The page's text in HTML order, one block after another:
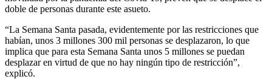
doble de personas durante este asueto.
“La Semana Santa pasada, evidentemente por las restricciones que
habían, unos 3 millones 300 mil personas se desplazaron, lo que
implica que para esta Semana Santa unos 5 millones se puedan
desplazar en virtud de que no hay ningún tipo de restricción”,
explicó.